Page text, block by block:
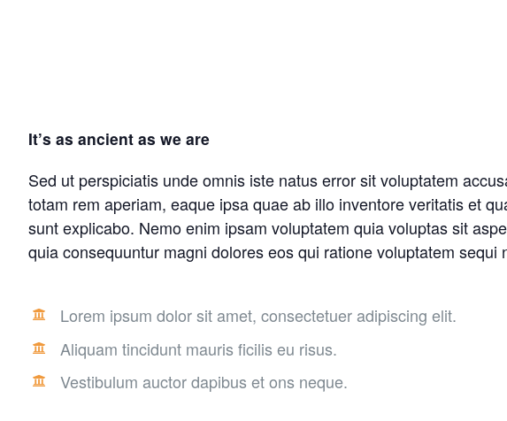
It’s as ancient as we are
Sed ut perspiciatis unde omnis iste natus error sit voluptatem
totam rem aperiam, eaque ipsa quae ab illo inventore veritatis et
sunt explicabo. Nemo enim ipsam voluptatem quia voluptas sit
quia consequuntur magni dolores eos qui ratione voluptatem sequi
Lorem ipsum dolor sit amet, consectetuer adipiscing elit.
Aliquam tincidunt mauris ficilis eu risus.
Vestibulum auctor dapibus et ons neque.